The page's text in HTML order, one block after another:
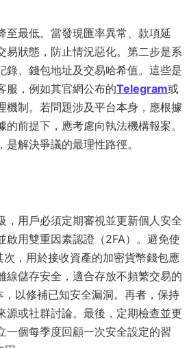
至最低。當發現匯率異常、款項延
易狀態，防止情況惡化。第二步是系
、錢包地址及交易哈希值。這些是
服，例如其官網公布的Telegram或
機制。若問題涉及平台本身，應根據
前提下，應考慮向執法機構報案。
解決爭議的最理性路徑。
用戶必須定期審視並更新個人安全
啟用雙重因素認證（2FA）。避免使
，用於接收資產的加密貨幣錢包應
線儲存安全，適合存放不頻繁交易的
以修補已知安全漏洞。再者，保持
或社群討論。最後，定期檢查並更
一個每季度回顧一次安全設定的習